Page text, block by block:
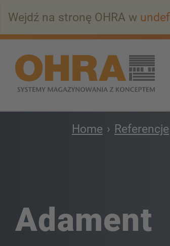
zawartości
Wejdź na stronę OHRA w
Home Referencje
Adament